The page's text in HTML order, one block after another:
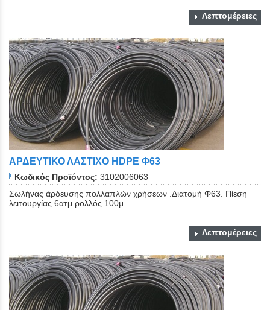
Λεπτομέρειες
ΑΡΔΕΥΤΙΚΟ ΛΑΣΤΙΧΟ ΗDPE Φ63
Κωδικός Προϊόντος: 3102006063
Σωλήνας άρδευσης πολλαπλών χρήσεων .Διατομή Φ63. Πίεση
λειτουργίας 6ατμ ρολλός 100μ
Λεπτομέρειες